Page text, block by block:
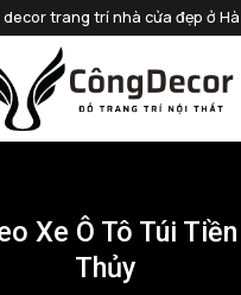
trang trí nhà cửa đẹp ở Hà
Xe Ô Tô Túi
Thủy